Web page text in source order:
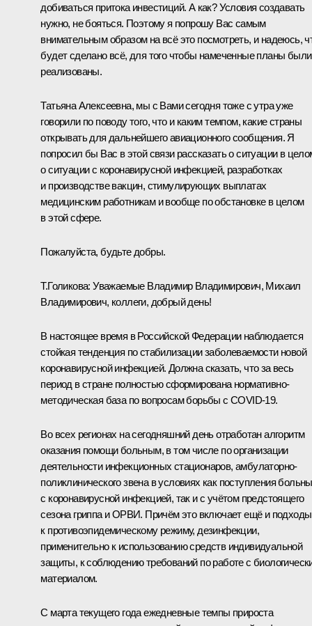
добиваться притока инвестиций. А как? Условия создавать
нужно, не бояться. Поэтому я попрошу Вас самым
внимательным образом на всё это посмотреть, и надеюсь,
будет сделано всё, для того чтобы намеченные планы были
реализованы.
Татьяна Алексеевна, мы с Вами сегодня тоже с утра уже
говорили по поводу того, что и каким темпом, какие страны
открывать для дальнейшего авиационного сообщения. Я
попросил бы Вас в этой связи рассказать о ситуации в
о ситуации с коронавирусной инфекцией, разработках
и производстве вакцин, стимулирующих выплатах
медицинским работникам и вообще по обстановке в целом
в этой сфере.
Пожалуйста, будьте добры.
Т.Голикова: Уважаемые Владимир Владимирович, Михаил
Владимирович, коллеги, добрый день!
В настоящее время в Российской Федерации наблюдается
стойкая тенденция по стабилизации заболеваемости новой
коронавирусной инфекцией. Должна сказать, что за весь
период в стране полностью сформирована нормативно-
методическая база по вопросам борьбы с COVID-19.
Во всех регионах на сегодняшний день отработан алгоритм
оказания помощи больным, в том числе по организации
деятельности инфекционных стационаров, амбулаторно-
поликлинического звена в условиях как поступления
с коронавирусной инфекцией, так и с учётом предстоящего
сезона гриппа и ОРВИ. Причём это включает ещё и подходы
к противоэпидемическому режиму, дезинфекции,
применительно к использованию средств индивидуальной
защиты, к соблюдению требований по работе с
материалом.
С марта текущего года ежедневные темпы прироста